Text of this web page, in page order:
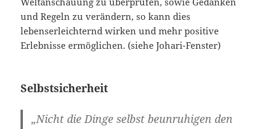
und Regeln zu verändern, so kann dies
lebenserleichternd wirken und mehr positive
Erlebnisse ermöglichen. (siehe Johari-Fenster)
Selbstsicherheit
„Nicht die Dinge selbst beunruhigen den